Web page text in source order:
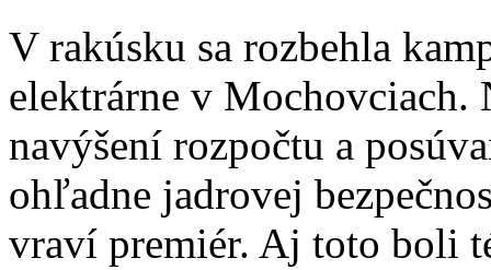
V rakúsku sa rozbehla
elektrárne v Mochovciach.
navýšení rozpočtu a
ohľadne jadrovej
vraví premiér. Aj toto boli